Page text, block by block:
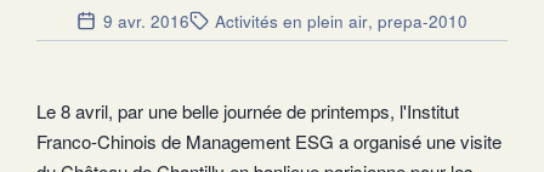
9 avr. 2016 Activités en plein air, prepa-2010
Le 8 avril, par une belle journée de printemps, l'Institut
Franco-Chinois de Management ESG a organisé une visite